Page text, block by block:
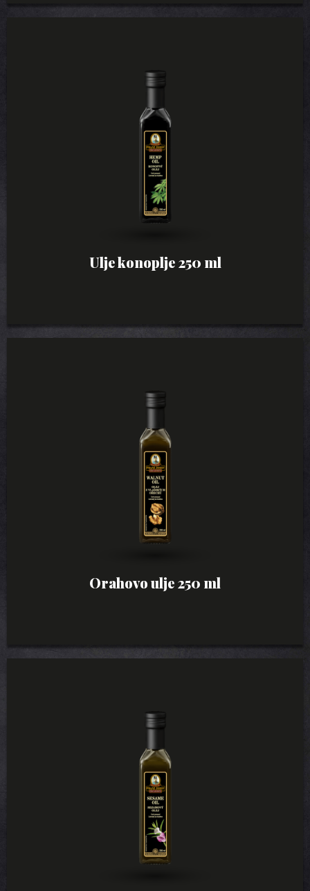
Ulje konoplje 250 ml
Orahovo ulje 250 ml